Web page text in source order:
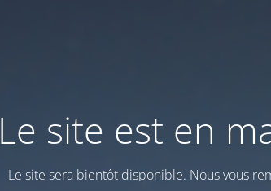
Le site est en
Le site sera bientôt disponible. Nous vous